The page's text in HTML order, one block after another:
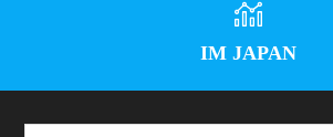
IM JAPAN